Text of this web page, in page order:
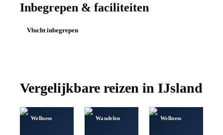
Inbegrepen & faciliteiten
Vlucht inbegrepen
Vergelijkbare reizen in IJsland
Wellness Wandelen Wellness